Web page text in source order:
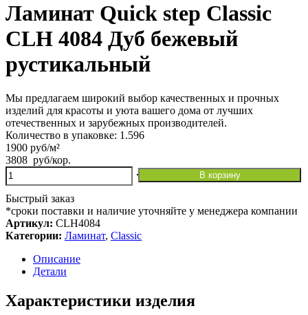
Ламинат Quick step Classic
CLH 4084 Дуб бежевый
рустикальный
Мы предлагаем широкий выбор качественных и прочных
изделий для красоты и уюта вашего дома от лучших
отечественных и зарубежных производителей.
Количество в упаковке: 1.596
1900 руб/м²
3808 руб/кор.
Количество
товара
Ламинат
Quick
step
Classic
4084
Дуб
рустикальный
В корзину
Быстрый заказ
*сроки поставки и наличие уточняйте у менеджера компании
Артикул: CLH4084
Категории: Ламинат, Classic
Описание
Детали
Характеристики изделия